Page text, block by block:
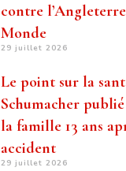
contre
Monde
29 juillet 2026
Le point sur la
Schumacher
la famille 13 ans
accident
29 juillet 2026